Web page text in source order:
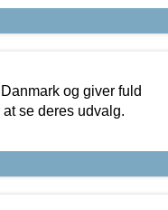
og giver fuld
se deres udvalg.